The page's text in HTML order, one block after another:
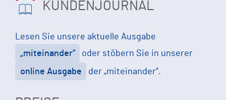
KUNDENJOURNAL
Lesen Sie unsere aktuelle Ausgabe
„miteinander“
oder stöbern Sie in unserer
online Ausgabe
der „miteinander“.